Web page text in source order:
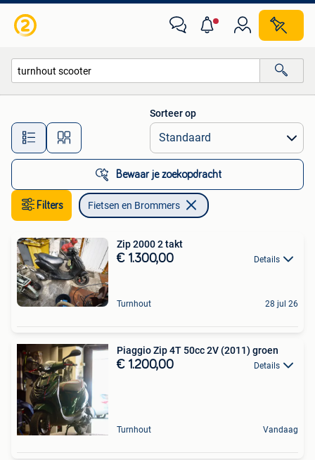
Alle afstanden…
Sorteer op
Bewaar je zoekopdracht
Filters Fietsen en Brommers
Zip 2000 2 takt
€ 1.300,00 Details
Turnhout 28 jul 26
Piaggio Zip 4T 50cc 2V (2011) groen
€ 1.200,00 Details
Turnhout Vandaag